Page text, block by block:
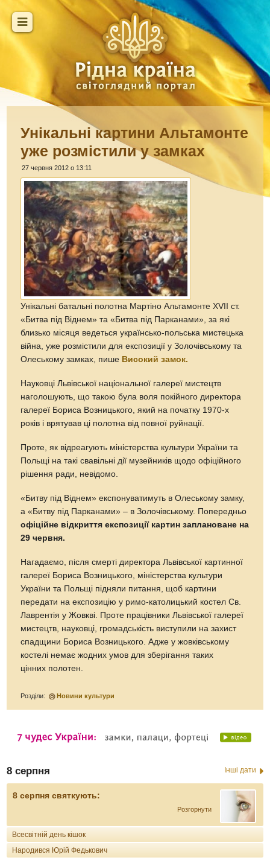
Унікальні картини Альтамонте
уже розмістили у замках
27 червня 2012 о 13:11
Унікальні батальні полотна Мартіно Альтамонте XVII ст.
«Битва під Віднем» та «Битва під Парканами», за які
близько місяця ведеться українсько-польська мистецька
війна, уже розмістили для експозиції у Золочівському та
Олеському замках, пише Високий замок.
Науковці Львівської національної галереї мистецтв
наголошують, що такою була воля покійного директора
галереї Бориса Возницького, який на початку 1970-х
років і врятував ці полотна від повної руйнації.
Проте, як відреагують міністерства культури України та
Польщі на такі свавільні дії музейників щодо офіційного
рішення ради, невідомо.
«Битву під Віднем» експонуватимуть в Олеському замку,
а «Битву під Парканами» – в Золочівському. Попередньо
офіційне відкриття експозиції картин заплановане на
29 червня.
Нагадаємо, після смерті директора Львівської картинної
галереї Бориса Возницького, міністерства культури
України та Польщі підняли питання, щоб картини
передати на експозицію у римо-католицький костел Св.
Лаврентія у Жовкві. Проте працівники Львівської галереї
мистецтв, науковці, громадськість виступили на захист
спадщини Бориса Возницького. Адже у жовківському
костелі немає жодних умов для зберігання таких
цінних полотен.
Розділи: Новини культури
8 серпня Інші дати
8 серпня святкують:
Розгорнути
Всесвітній день кішок
Народився Юрій Федькович